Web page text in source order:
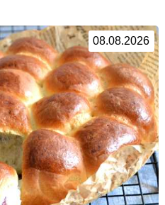
08.08.2026